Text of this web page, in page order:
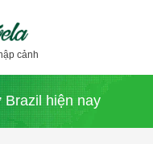
cảnh
hiện nay